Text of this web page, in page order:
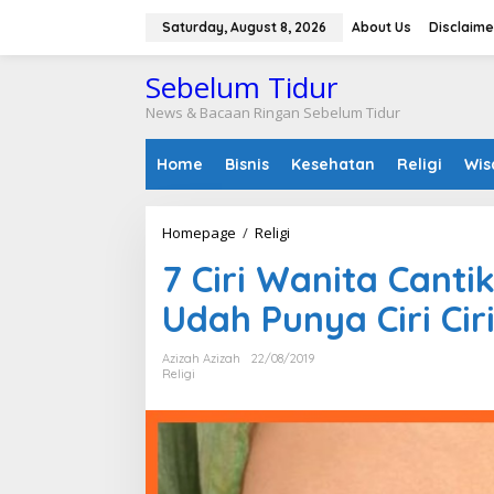
Saturday, August 8, 2026 About Us
Sebelum Tidur
News & Bacaan Ringan Sebelum Tidur
Home Bisnis Kesehatan Religi
Homepage / Religi
i
r
W
a
t
7 Ciri Wanita
Udah Punya Ciri
Azizah Azizah
22/08/2019
Religi